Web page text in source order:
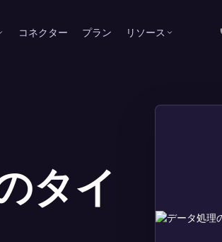
コネクター プラン リソース
タイ